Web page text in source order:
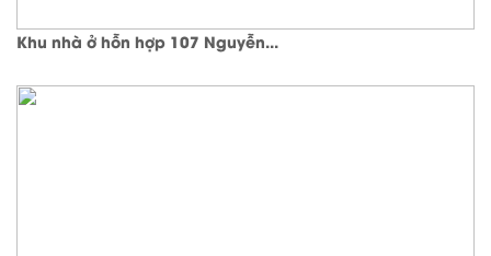
Khu nhà ở hỗn hợp 107 Nguyễn...